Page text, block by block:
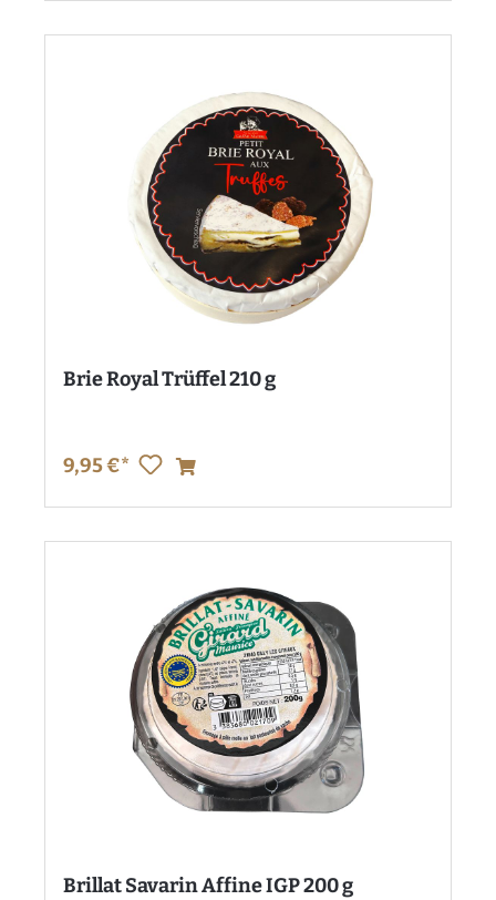
Brie Royal Trüffel 210 g
9,95 €*
Brillat Savarin Affine IGP 200 g